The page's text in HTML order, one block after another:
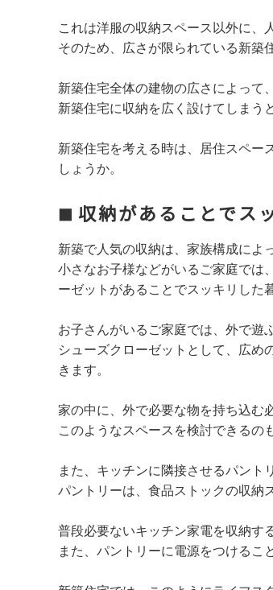
これは洋服の収納スペース以外に、
そのため、広さが限られている新築
新築住宅全体の建物の広さによって
新築住宅に収納を広く設けてしまう
新築住宅を考える時は、居住スペー
しょうか。
収納があることでス
新築で人気の収納は、家族構成によ
小さなお子様などがいるご家庭では
ーゼットがあることでスッキリした
お子さんがいるご家庭では、外で遊
シューズクローゼットとして、広め
きます。
家の中に、外で必要な物を持ち込む
このようなスペースを検討できるの
また、キッチンに隣接させるパント
パントリーは、食品ストックの収納
普段必要ないキッチン家電を収納す
また、パントリーに電源をつけるこ